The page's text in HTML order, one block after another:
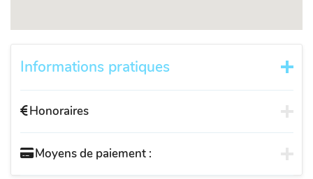
Informations pratiques
Honoraires
Moyens de paiement :